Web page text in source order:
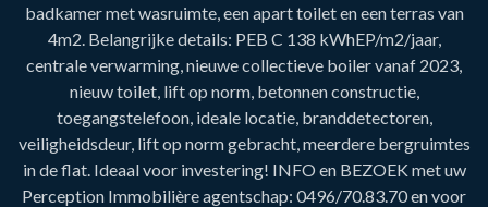
badkamer met wasruimte, een apart toilet en een terras van
4m2. Belangrijke details: PEB C 138 kWhEP/m2/jaar,
centrale verwarming, nieuwe collectieve boiler vanaf 2023,
nieuw toilet, lift op norm, betonnen constructie,
toegangstelefoon, ideale locatie, branddetectoren,
veiligheidsdeur, lift op norm gebracht, meerdere bergruimtes
in de flat. Ideaal voor investering! INFO en BEZOEK met uw
Perception Immobilière agentschap: 0496/70.83.70 en voor